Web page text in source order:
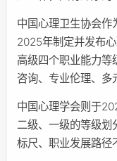
中国心理卫生协会作
2025年制定并发布
高级四个职业能力等
咨询、专业伦理、多
中国心理学会则于
二级、一级的等级划
标尺、职业发展路径